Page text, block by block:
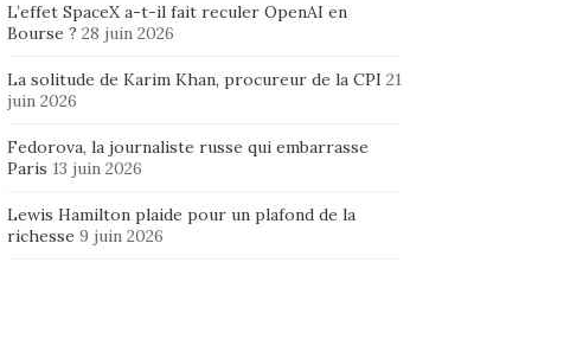
L’effet SpaceX a-t-il fait reculer OpenAI en
Bourse ? 28 juin 2026
La solitude de Karim Khan, procureur de la CPI 21
juin 2026
Fedorova, la journaliste russe qui embarrasse
Paris 13 juin 2026
Lewis Hamilton plaide pour un plafond de la
richesse 9 juin 2026